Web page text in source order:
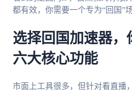
都有效，你需要一个专为“回国”
选择回国加速器，
六大核心功能
市面上工具很多，但针对看直播